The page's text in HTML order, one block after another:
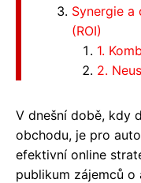
Synergie
(ROI)
1.
2.
V dnešní době, kdy
obchodu, je pro
efektivní online
publikum zájemců